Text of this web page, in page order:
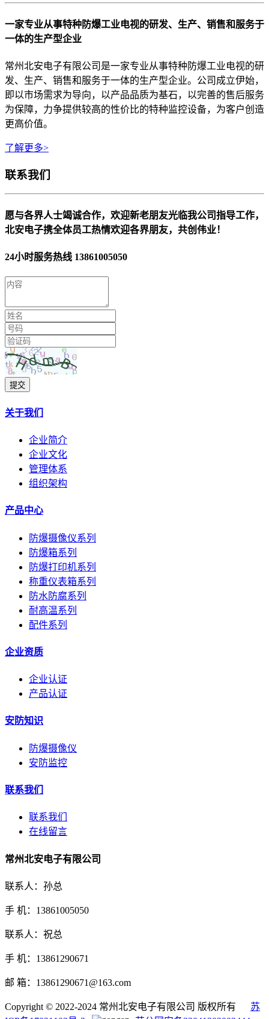
一家专业从事特种防爆工业电视的研发、生产、销售和服务于
一体的生产型企业
常州北安电子有限公司是一家专业从事特种防爆工业电视的研
发、生产、销售和服务于一体的生产型企业。公司成立伊始，
即以市场需求为导向，以产品品质为基石，以完善的售后服务
为保障，力争提供较高的性价比的特种监控设备，为客户创造
更高价值。
了解更多>
联系我们
愿与各界人士竭诚合作，欢迎新老朋友光临我公司指导工作，
北安电子携全体员工热情欢迎各界朋友，共创伟业！
24小时服务热线 13861005050
提交
关于我们
企业简介
企业文化
管理体系
组织架构
产品中心
防爆摄像仪系列
防爆箱系列
防爆打印机系列
称重仪表箱系列
防水防腐系列
耐高温系列
配件系列
企业资质
企业认证
产品认证
安防知识
防爆摄像仪
安防监控
联系我们
联系我们
在线留言
常州北安电子有限公司
联系人：孙总
手 机：13861005050
联系人：祝总
手 机：13861290671
邮 箱：13861290671@163.com
Copyright © 2022-2024 常州北安电子有限公司 版权所有 苏